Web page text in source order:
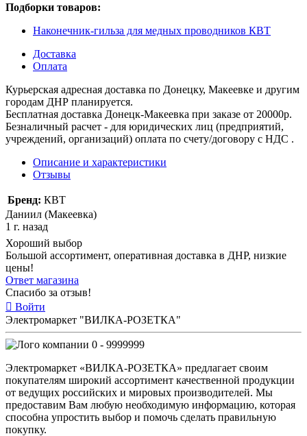
Подборки товаров:
Наконечник-гильза для медных проводников КВТ
Доставка
Оплата
Курьерская адресная доставка по Донецку, Макеевке и другим
городам ДНР планируется.
Бесплатная доставка Донецк-Макеевка при заказе от 20000р.
Безналичный расчет - для юридических лиц (предприятий,
учреждений, организаций) оплата по счету/договору с НДС .
Описание и характеристики
Отзывы
Бренд: КВТ
Даниил (Макеевка)
1 г. назад
Хороший выбор
Большой ассортимент, оперативная доставка в ДНР, низкие
цены!
Ответ магазина
Спасибо за отзыв!
Войти
Электромаркет "ВИЛКА-РОЗЕТКА"
0 - 9999999
Электромаркет «ВИЛКА-РОЗЕТКА» предлагает своим
покупателям широкий ассортимент качественной продукции
от ведущих российских и мировых производителей. Мы
предоставим Вам любую необходимую информацию, которая
способна упростить выбор и помочь сделать правильную
покупку.